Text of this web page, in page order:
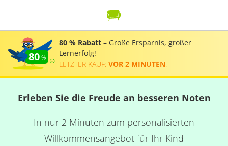
80
80 % Rabatt – Große Ersparnis, großer
Lernerfolg!
LETZTER KAUF: VOR 2 MINUTEN
Erleben Sie die Freude an besseren Noten
In nur 2 Minuten zum personalisierten
Willkommensangebot für Ihr Kind